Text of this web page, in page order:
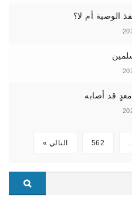
الوصية أم لا؟
قد أصابه
562 التالي »